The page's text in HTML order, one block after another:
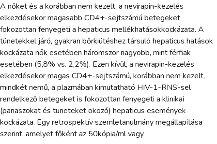
A nőket és a korábban nem kezelt, a nevirapin-kezelés
elkezdésekor magasabb CD4+-sejtszámú betegeket
fokozottan fenyegeti a hepaticus mellékhatásokkockázata. A
tünetekkel járó, gyakran bőrkiütéshez társuló hepaticus hatások
kockázata nők esetében háromszor nagyobb, mint férfiak
esetében (5,8% vs. 2,2%). Ezen kívül, a nevirapin-kezelés
elkezdésekor magas CD4+-sejtszámú, korábban nem kezelt,
mindkét nemű, a plazmában kimutatható HIV-1-RNS-sel
rendelkező betegeket is fokozottan fenyegeti a klinikai
(panaszokat és tüneteket okozó) hepaticus események
kockázata. Egy retrospektív szemletanulmány megállapítása
szerint, amelyet főként az 50kópia/ml vagy